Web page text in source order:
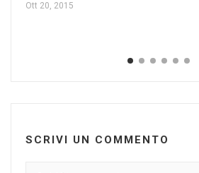
Ott 20, 2015
SCRIVI UN COMMENTO